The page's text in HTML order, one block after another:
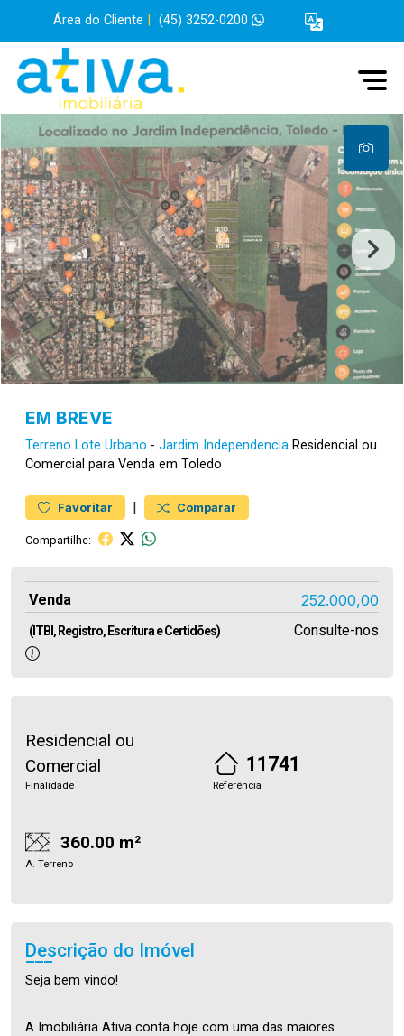
Área do Cliente (45) 3252-0200
EM BREVE
Terreno Lote Urbano - Jardim Independencia Residencial ou
Comercial para Venda em Toledo
Favoritar | Comparar
Compartilhe:
Venda 252.000,00
(ITBI, Registro, Escritura e Certidões) Consulte-nos
Residencial ou
Comercial
Finalidade
11741
Referência
360.00 m²
A. Terreno
Descrição do Imóvel
Seja bem vindo!
A Imobiliária Ativa conta hoje com uma das maiores